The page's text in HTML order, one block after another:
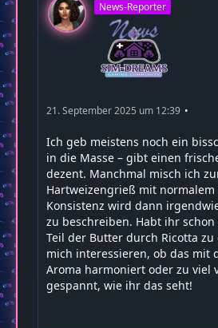
News-Reporter
21. September 2025 um 12:39
Ich geb meistens noch ein
in die Masse – gibt einen
dezent. Manchmal misch ich
Hartweizengrieß mit
Konsistenz wird dann
zu beschreiben. Habt ihr
Teil der Butter durch Ricotta zu
mich interessieren, ob das mit
Aroma harmoniert oder zu viel
gespannt, wie ihr das seht!